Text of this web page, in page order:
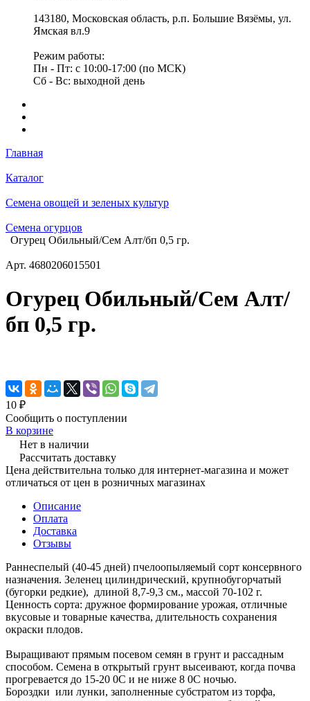
143180, Московская область, р.п. Большие Вязёмы, ул.
Ямская вл.9
Режим работы:
Пн - Пт: с 10:00-17:00 (по МСК)
Сб - Вс: выходной день
Главная
Каталог
Семена овощей и зеленых культур
Семена огурцов
Огурец Обильный/Сем Алт/бп 0,5 гр.
Арт. 4680206015501
Огурец Обильный/Сем Алт/
бп 0,5 гр.
10 ₽
Сообщить о поступлении
В корзине
Нет в наличии
Рассчитать доставку
Цена действительна только для интернет-магазина и может
отличаться от цен в розничных магазинах
Описание
Оплата
Доставка
Отзывы
Раннеспелый (40-45 дней) пчелоопыляемый сорт консервного
назначения. Зеленец цилиндрический, крупнобугорчатый
(бугорки редкие), длиной 8,7-9,3 см., массой 70-102 г.
Ценность сорта: дружное формирование урожая, отличные
вкусовые и товарные качества, длительность сохранения
окраски плодов.
Выращивают прямым посевом семян в грунт и рассадным
способом. Семена в открытый грунт высеивают, когда почва
прогревается до 15-20 0С и не ниже 8 0С ночью.
Бороздки или лунки, заполненные субстратом из торфа,